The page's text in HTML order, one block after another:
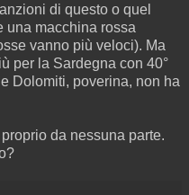
di questo o quel
una macchina rossa
vanno più veloci). Ma
per la Sardegna con 40°
Dolomiti, poverina, non ha
da nessuna parte.